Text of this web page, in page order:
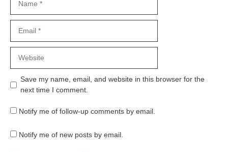
Save my name, email, and website in this browser for the
next time I comment.
Notify me of follow-up comments by email.
Notify me of new posts by email.